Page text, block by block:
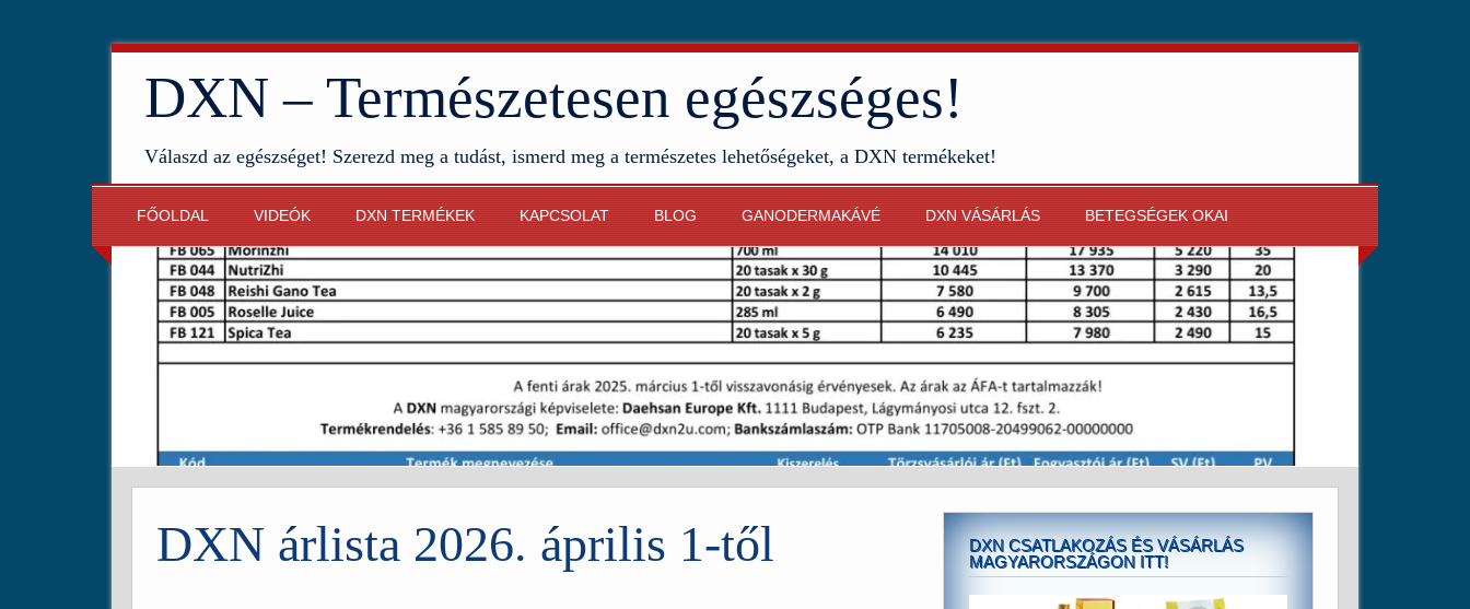
DXN – Természetesen egészséges!
Válaszd az egészséget! Szerezd meg a tudást, ismerd meg a természetes lehetőségeket, a DXN termékeket!
FŐOLDAL VIDEÓK DXN TERMÉKEK KAPCSOLAT BLOG GANODERMAKÁVÉ DXN VÁSÁRLÁS BETEGSÉGEK OKAI
DXN árlista 2026. április 1-től
DXN CSATLAKOZÁS ÉS VÁSÁRLÁS
MAGYARORSZÁGON ITT!